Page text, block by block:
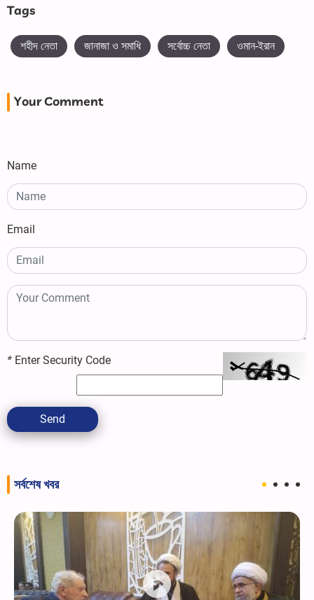
Tags
শহীদ নেতা জানাজা ও সমাধি সর্বোচ্চ নেতা ওমান-ইরান
Your Comment
Name
Email
* Enter Security Code
Send
সর্বশেষ খবর